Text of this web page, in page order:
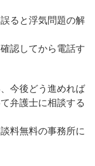
ると浮気問題の解
認してから電話す
今後どう進めれば
弁護士に相談する
料無料の事務所に